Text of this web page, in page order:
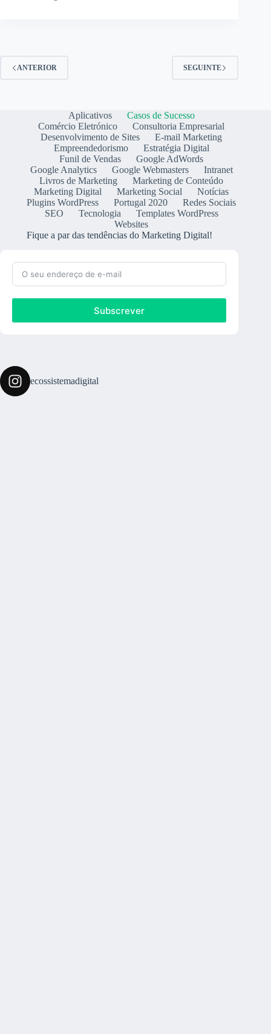
ANTERIOR SEGUINTE
Aplicativos
Casos de Sucesso
Comércio Eletrónico
Consultoria Empresarial
Desenvolvimento de Sites
E-mail Marketing
Empreendedorismo
Estratégia Digital
Funil de Vendas
Google AdWords
Google Analytics
Google Webmasters
Intranet
Livros de Marketing
Marketing de Conteúdo
Marketing Digital
Marketing Social
Notícias
Plugins WordPress
Portugal 2020
Redes Sociais
SEO
Tecnologia
Templates WordPress
Websites
Fique a par das tendências do Marketing Digital!
Subscrever
ecossistemadigital